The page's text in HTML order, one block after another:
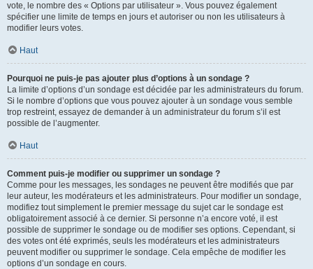
vote, le nombre des « Options par utilisateur ». Vous pouvez également
spécifier une limite de temps en jours et autoriser ou non les utilisateurs à
modifier leurs votes.
Haut
Pourquoi ne puis-je pas ajouter plus d’options à un sondage ?
La limite d’options d’un sondage est décidée par les administrateurs du forum.
Si le nombre d’options que vous pouvez ajouter à un sondage vous semble
trop restreint, essayez de demander à un administrateur du forum s’il est
possible de l’augmenter.
Haut
Comment puis-je modifier ou supprimer un sondage ?
Comme pour les messages, les sondages ne peuvent être modifiés que par
leur auteur, les modérateurs et les administrateurs. Pour modifier un sondage,
modifiez tout simplement le premier message du sujet car le sondage est
obligatoirement associé à ce dernier. Si personne n’a encore voté, il est
possible de supprimer le sondage ou de modifier ses options. Cependant, si
des votes ont été exprimés, seuls les modérateurs et les administrateurs
peuvent modifier ou supprimer le sondage. Cela empêche de modifier les
options d’un sondage en cours.